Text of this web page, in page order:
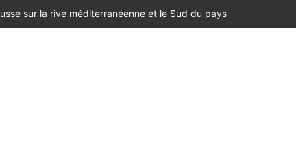
spoliée : les archives françaises rétablissent une vérité historique